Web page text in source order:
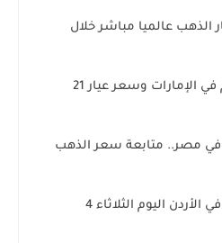
الذهب عالميا مباشر خلال
استقرار سعر الذهب اليوم في الإمارات وسعر عيار 21
في مصر.. متابعة سعر الذهب
تحديث أسعار الذهب الان في الأردن اليوم الثلاثاء 4